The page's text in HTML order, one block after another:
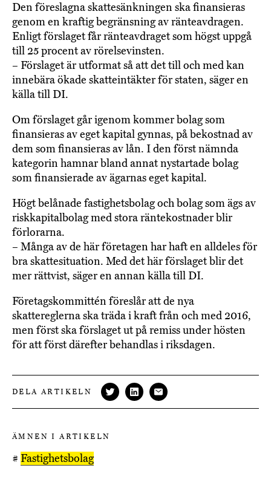
Den föreslagna skattesänkningen ska finansieras
genom en kraftig begränsning av ränteavdragen.
Enligt förslaget får ränteavdraget som högst uppgå
till 25 procent av rörelsevinsten.
– Förslaget är utformat så att det till och med kan
innebära ökade skatteintäkter för staten, säger en
källa till DI.
Om förslaget går igenom kommer bolag som
finansieras av eget kapital gynnas, på bekostnad av
dem som finansieras av lån. I den först nämnda
kategorin hamnar bland annat nystartade bolag
som finansierade av ägarnas eget kapital.
Högt belånade fastighetsbolag och bolag som ägs av
riskkapitalbolag med stora räntekostnader blir
förlorarna.
– Många av de här företagen har haft en alldeles för
bra skattesituation. Med det här förslaget blir det
mer rättvist, säger en annan källa till DI.
Företagskommittén föreslår att de nya
skattereglerna ska träda i kraft från och med 2016,
men först ska förslaget ut på remiss under hösten
för att först därefter behandlas i riksdagen.
DELA ARTIKELN
ÄMNEN I ARTIKELN
# Fastighetsbolag